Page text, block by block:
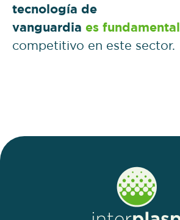
tecnología de
vanguardia es fundamental
competitivo en este sector.